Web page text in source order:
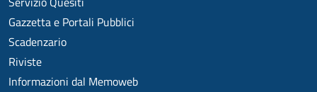
Gazzetta e Portali Pubblici
Scadenzario
Riviste
Informazioni dal Memoweb